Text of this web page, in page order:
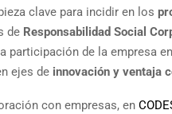
clave para incidir en los
de Responsabilidad Social
participación de la empresa
ejes de innovación y ventaja
con empresas, en